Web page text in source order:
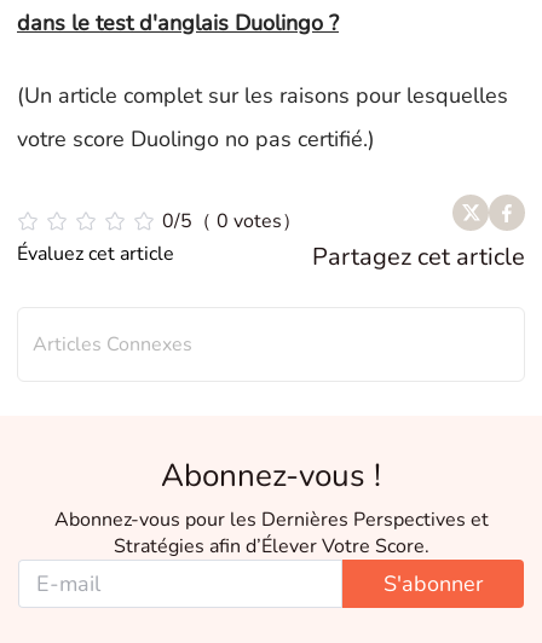
dans le test d'anglais Duolingo ?
(Un article complet sur les raisons pour lesquelles
votre score Duolingo no pas certifié.)
0/5（ 0 votes）
Évaluez cet article
Partagez cet article
Articles Connexes
Abonnez-vous !
Abonnez-vous pour les Dernières Perspectives et
Stratégies afin d’Élever Votre Score.
S'abonner